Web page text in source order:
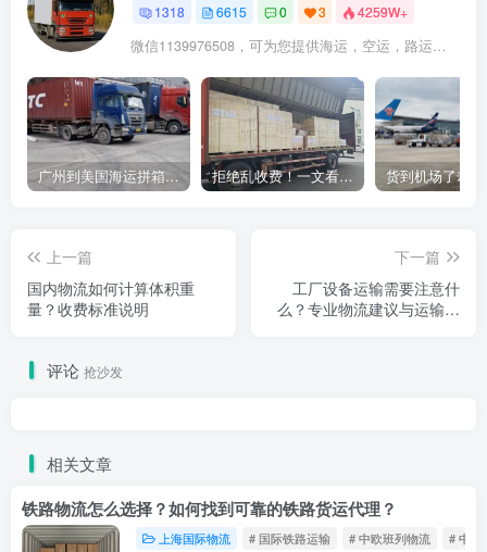
1318 6615 0 3 4259W+
微信1139976508，可为您提供海运，空运，路运，铁路运输
广州到美国海运拼箱多少钱？2024年最新运费构成+隐藏费用避坑指南 拒绝乱收费！一文看懂中国货代计费套路，教你避开所有隐形坑
上一篇
国内物流如何计算体积重
量？收费标准说明
下一篇
工厂设备运输需要注意什
么？专业物流建议与运输指
评论 抢沙发
相关文章
铁路物流怎么选择？如何找到可靠的铁路货运代理？
上海国际物流 # 国际铁路运输 # 中欧班列物流 # 中欧